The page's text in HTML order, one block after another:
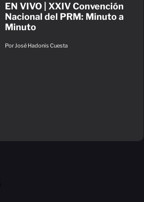
EN VIVO | XXIV Convención
Nacional del PRM: Minuto a
Minuto
Por José Hadonis Cuesta